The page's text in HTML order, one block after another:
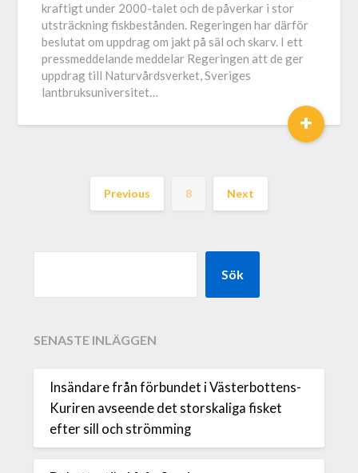
kraftigt under 2000-talet och de påverkar i stor
utsträckning fiskbestånden. Regeringen har därför
beslutat om uppdrag om jakt på säl och skarv. I ett
pressmeddelande meddelar Regeringen att de ger
uppdrag till Naturvårdsverket, Sveriges
lantbruksuniversitet…
+
Previous 8 Next
Sök
SENASTE INLÄGGEN
Insändare från förbundet i Västerbottens-
Kuriren avseende det storskaliga fisket
efter sill och strömming